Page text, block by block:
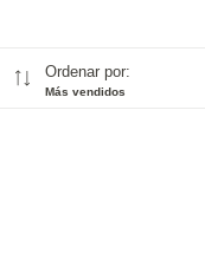
Ordenar por:
Más vendidos